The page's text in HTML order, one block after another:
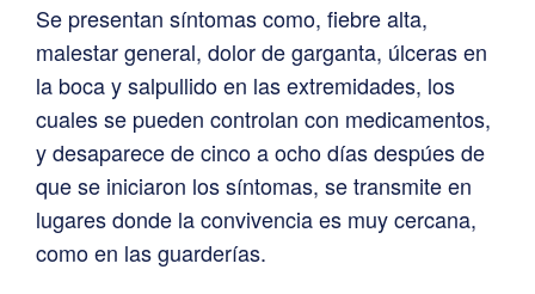
Se presentan síntomas como, fiebre alta,
malestar general, dolor de garganta, úlceras en
la boca y salpullido en las extremidades, los
cuales se pueden controlan con medicamentos,
y desaparece de cinco a ocho días despúes de
que se iniciaron los síntomas, se transmite en
lugares donde la convivencia es muy cercana,
como en las guarderías.